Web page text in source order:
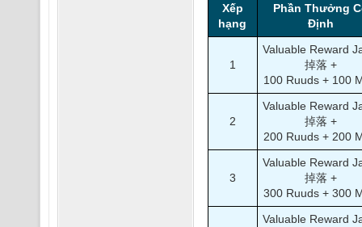
Xếp
hạng
Phần Thưởng
Định
1
Valuable Reward
掉落 +
100 Ruuds + 100
2
Valuable Reward
掉落 +
200 Ruuds + 200
3
Valuable Reward
掉落 +
300 Ruuds + 300
Valuable Reward